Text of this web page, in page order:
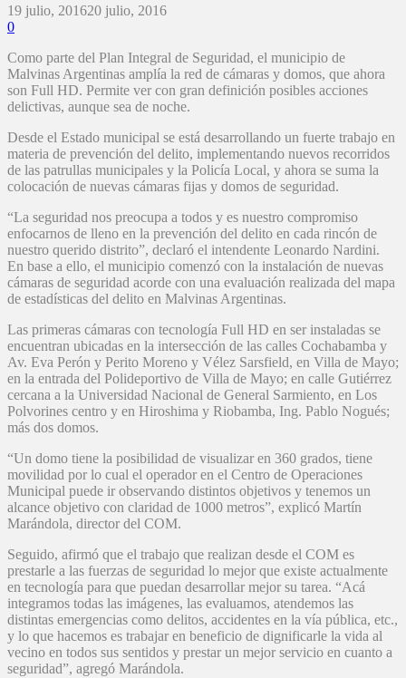
19 julio, 201620 julio, 2016
0
Como parte del Plan Integral de Seguridad, el municipio de
Malvinas Argentinas amplía la red de cámaras y domos, que ahora
son Full HD. Permite ver con gran definición posibles acciones
delictivas, aunque sea de noche.
Desde el Estado municipal se está desarrollando un fuerte trabajo en
materia de prevención del delito, implementando nuevos recorridos
de las patrullas municipales y la Policía Local, y ahora se suma la
colocación de nuevas cámaras fijas y domos de seguridad.
“La seguridad nos preocupa a todos y es nuestro compromiso
enfocarnos de lleno en la prevención del delito en cada rincón de
nuestro querido distrito”, declaró el intendente Leonardo Nardini.
En base a ello, el municipio comenzó con la instalación de nuevas
cámaras de seguridad acorde con una evaluación realizada del mapa
de estadísticas del delito en Malvinas Argentinas.
Las primeras cámaras con tecnología Full HD en ser instaladas se
encuentran ubicadas en la intersección de las calles Cochabamba y
Av. Eva Perón y Perito Moreno y Vélez Sarsfield, en Villa de Mayo;
en la entrada del Polideportivo de Villa de Mayo; en calle Gutiérrez
cercana a la Universidad Nacional de General Sarmiento, en Los
Polvorines centro y en Hiroshima y Riobamba, Ing. Pablo Nogués;
más dos domos.
“Un domo tiene la posibilidad de visualizar en 360 grados, tiene
movilidad por lo cual el operador en el Centro de Operaciones
Municipal puede ir observando distintos objetivos y tenemos un
alcance objetivo con claridad de 1000 metros”, explicó Martín
Marándola, director del COM.
Seguido, afirmó que el trabajo que realizan desde el COM es
prestarle a las fuerzas de seguridad lo mejor que existe actualmente
en tecnología para que puedan desarrollar mejor su tarea. “Acá
integramos todas las imágenes, las evaluamos, atendemos las
distintas emergencias como delitos, accidentes en la vía pública, etc.,
y lo que hacemos es trabajar en beneficio de dignificarle la vida al
vecino en todos sus sentidos y prestar un mejor servicio en cuanto a
seguridad”, agregó Marándola.